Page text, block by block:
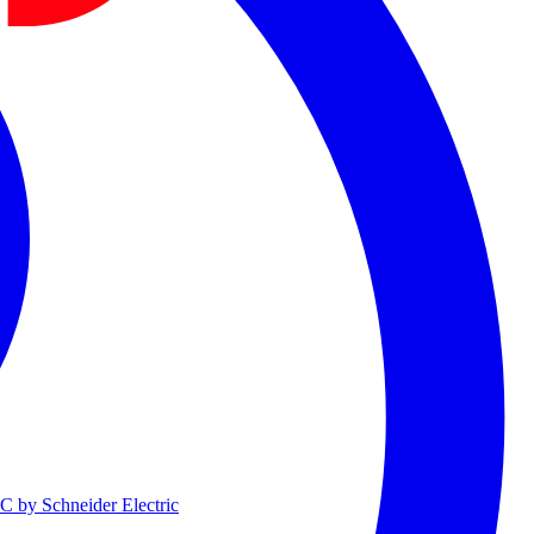
by Schneider Electric